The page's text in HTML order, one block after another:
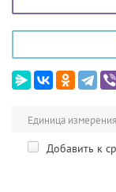
Единица измерения
Добавить к